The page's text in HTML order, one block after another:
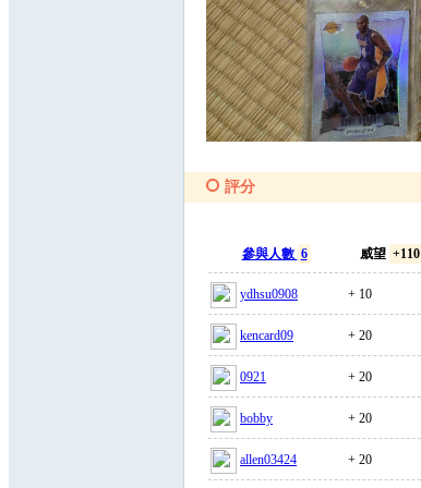
評分
參與人數 6 威望 +110
ydhsu0908 + 10
kencard09 + 20
0921 + 20
bobby + 20
allen03424 + 20